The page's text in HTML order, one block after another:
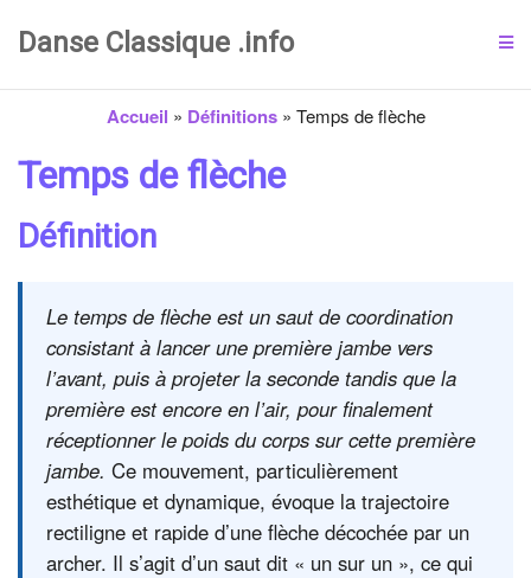
Danse Classique .info
Accueil » Définitions» Temps de flèche
Temps de flèche
Définition
Le temps de flèche est un saut de coordination
consistant à lancer une première jambe vers
l’avant, puis à projeter la seconde tandis que la
première est encore en l’air, pour finalement
réceptionner le poids du corps sur cette première
jambe. Ce mouvement, particulièrement
esthétique et dynamique, évoque la trajectoire
rectiligne et rapide d’une flèche décochée par un
archer. Il s’agit d’un saut dit « un sur un », ce qui